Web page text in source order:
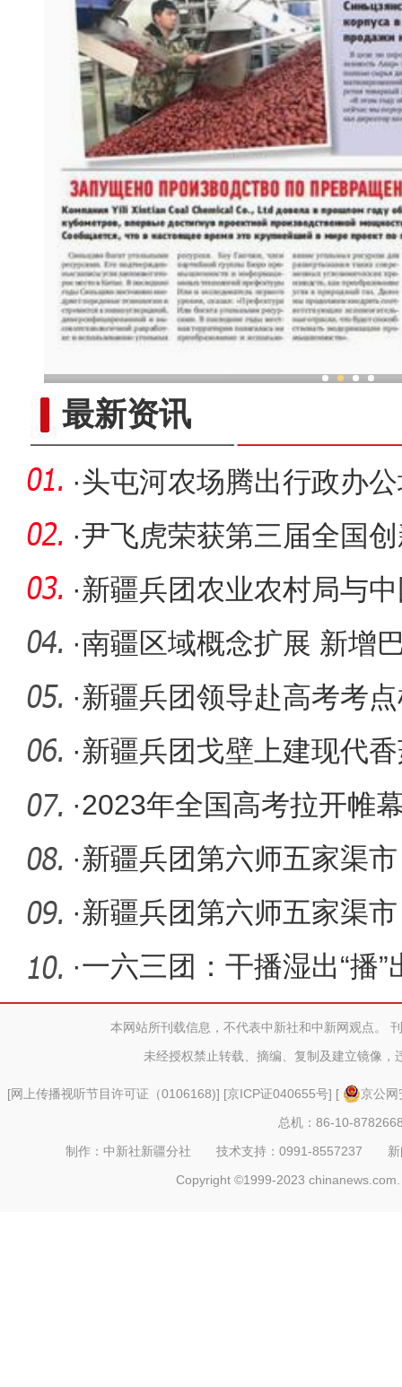
最新资讯
·头屯河农场腾出行政办
型企业落
·尹飞虎荣获第三届全国
·新疆兵团农业农村局与
所合作
·南疆区域概念扩展 新增
·新疆兵团领导赴高考考
·新疆兵团戈壁上建现代
·2023年全国高考拉开帷
参加高考
·新疆兵团第六师五家渠
野生动植
·新疆兵团第六师五家渠
务 助力残
·一六三团：干播湿出“播”
本网站所刊载信息，不代表中新社和中新网观点。
未经授权禁止转载、摘编、复制及建立镜像，
[网上传播视听节目许可证（0106168)] [京ICP证040655号] [
京公
总机：86-10-
制作：中新社新疆分社 技术支持：0991-8557237
Copyright ©1999-2023